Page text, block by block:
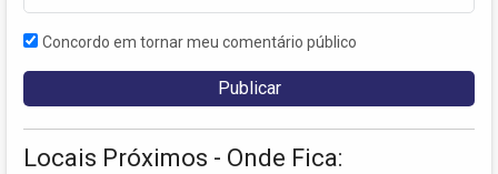
Concordo em tornar meu comentário público
Locais Próximos - Onde Fica: